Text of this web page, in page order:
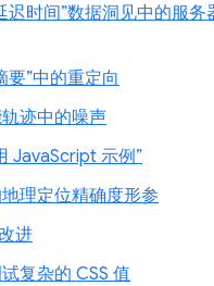
迟时间”数据洞见中的服务
要”中的重定向
迹中的噪声
JavaScript 示例”
理定位精确度形参
进
复杂的 CSS 值